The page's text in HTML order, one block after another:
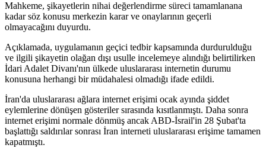
Mahkeme, şikayetlerin nihai değerlendirme süreci tamamlanana
kadar söz konusu merkezin karar ve onaylarının geçerli
olmayacağını duyurdu.
Açıklamada, uygulamanın geçici tedbir kapsamında durdurulduğu
ve ilgili şikayetin olağan dışı usulle incelemeye alındığı belirtilirken
İdari Adalet Divanı'nın ülkede uluslararası internetin durumu
konusuna herhangi bir müdahalesi olmadığı ifade edildi.
İran'da uluslararası ağlara internet erişimi ocak ayında şiddet
eylemlerine dönüşen gösteriler sırasında kısıtlanmıştı. Daha sonra
internet erişimi normale dönmüş ancak ABD-İsrail'in 28 Şubat'ta
başlattığı saldırılar sonrası İran interneti uluslararası erişime tamamen
kapatmıştı.